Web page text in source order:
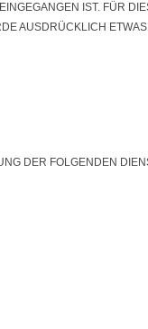
IST. FÜR
AUSDRÜCKLICH ETWAS
DER FOLGENDEN